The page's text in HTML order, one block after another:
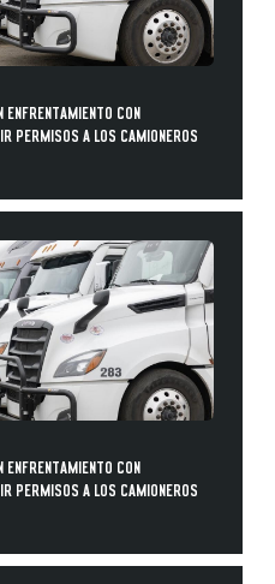
ENFRENTAMIENTO CON
PERMISOS A LOS CAMIONEROS
ENFRENTAMIENTO CON
PERMISOS A LOS CAMIONEROS